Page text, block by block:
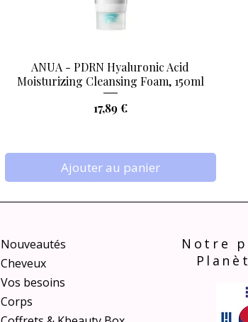
Aperçu rapide
ANUA - PDRN Hyaluronic Acid
Moisturizing Cleansing Foam, 150ml
Prix
17,89 €
Ajouter au panier
Nouveautés
Cheveux
Vos besoins
Corps
Notre